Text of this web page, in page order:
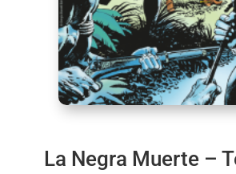
La Negra Muerte –